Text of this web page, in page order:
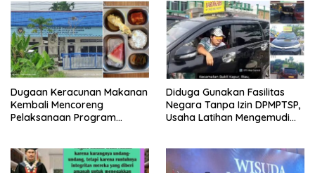
Berkompromi terhadap
Penegakan Hukum
Dugaan Keracunan Makanan
Kembali Mencoreng
Pelaksanaan Program
Bersama Kota Dumai
Diduga Gunakan Fasilitas
Negara Tanpa Izin DPMPTSP,
Usaha Latihan Mengemudi